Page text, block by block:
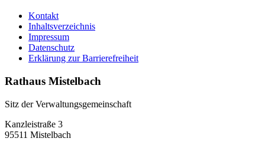
Kontakt
Inhaltsverzeichnis
Impressum
Datenschutz
Erklärung zur Barrierefreiheit
Rathaus Mistelbach
Sitz der Verwaltungsgemeinschaft
Kanzleistraße 3
95511 Mistelbach